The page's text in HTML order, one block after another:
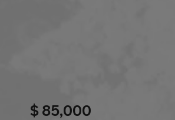
$ 85,000